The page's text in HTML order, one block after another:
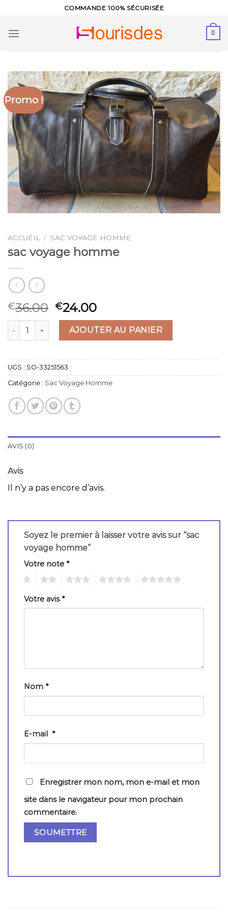
content
COMMANDE 100% SÉCURISÉE
0
Promo !
ACCUEIL / SAC VOYAGE HOMME
sac voyage homme
€36.00 €24.00
quantité de sac voyage homme
AJOUTER AU PANIER
UGS : SO-33251563
Catégorie : Sac Voyage Homme
AVIS (0)
Avis
Il n’y a pas encore d’avis.
Soyez le premier à laisser votre avis sur “sac
voyage homme”
Votre note *
Votre avis*
Nom *
E-mail *
Enregistrer mon nom, mon e-mail et mon
site dans le navigateur pour mon prochain
commentaire.